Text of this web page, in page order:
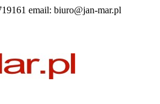
email: biuro@jan-mar.pl